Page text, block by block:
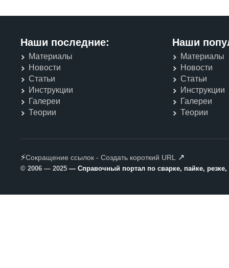
Наши последние:
Материалы
Новости
Статьи
Инструкции
Галереи
Теории
Наши
Материалы
Новости
Статьи
Инструкции
Галереи
Теории
⚡Сокращение ссылок - Создать короткий URL ↗
© 2006 — 2025 — Справочный портал по сварке, пайке,